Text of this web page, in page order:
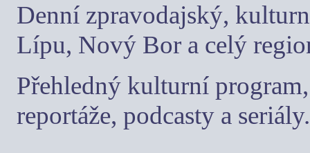
Denní zpravodajský,
Lípu, Nový Bor a celý
Přehledný kulturní
reportáže, podcasty a seriály.